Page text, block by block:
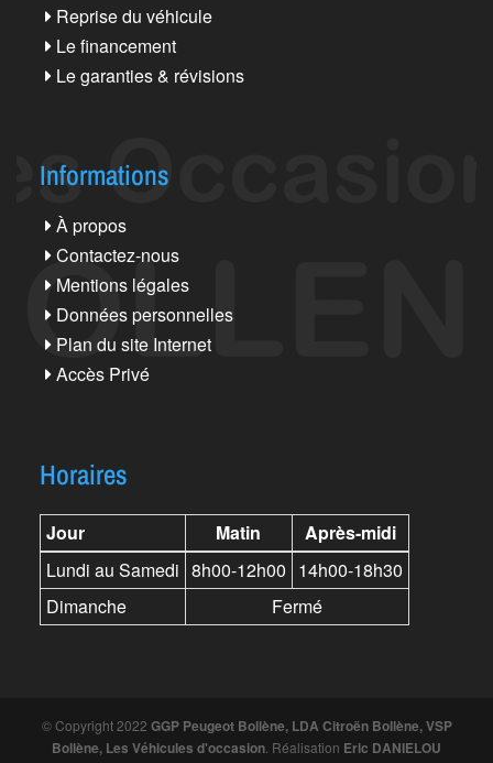
Reprise du véhicule
Le financement
Le garanties & révisions
Informations
À propos
Contactez-nous
Mentions légales
Données personnelles
Plan du site Internet
Accès Privé
Horaires
Jour Matin
Après-midi
Lundi au Samedi 8h00-12h00 14h00-18h30
Dimanche
Fermé
© Copyright 2022 GGP Peugeot Bollène, LDA Citroën Bollène, VSP
Bollène, Les Véhicules d'occasion . Réalisation Eric DANIELOU